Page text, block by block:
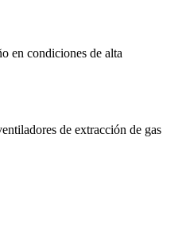
en condiciones de alta
de extracción de gas